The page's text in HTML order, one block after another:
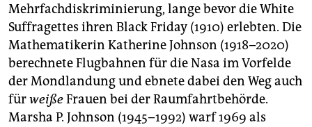
Mehrfachdiskriminierung, lange bevor die White
Suffragettes ihren Black Friday (1910) erlebten. Die
Mathematikerin Katherine Johnson (1918–2020)
berechnete Flugbahnen für die Nasa im Vorfelde
der Mondlandung und ebnete dabei den Weg auch
fürweißeFrauen bei der Raumfahrtbehörde.
Marsha P. Johnson (1945–1992) warf 1969 als